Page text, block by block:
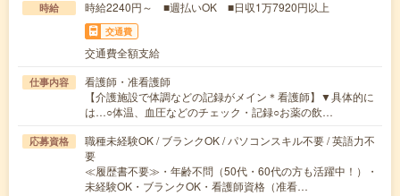
時給 時給2240円～ ■週払いOK ■日収1万7920円以上
交通費
交通費全額支給
仕事内容
看護師・准看護師
【介護施設で体調などの記録がメイン＊看護師】▼具体的に
は…○体温、血圧などのチェック・記録○お薬の飲…
応募資格
職種未経験OK / ブランクOK / パソコンスキル不要 / 英語力不
要
≪履歴書不要≫・年齢不問（50代・60代の方も活躍中！）・
未経験OK・ブランクOK・看護師資格（准看…